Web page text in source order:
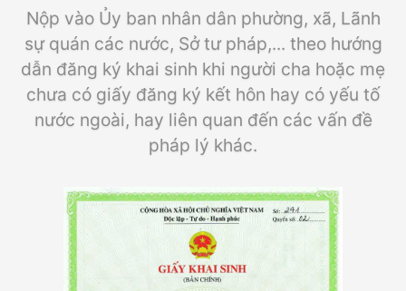
Làm khai sinh
Bệnh tan máu Thalassemia
Xét nghiệm động vật
Nộp vào Ủy ban nhân dân phường, xã, Lãnh
sự quán các nước, Sở tư pháp,... theo hướng
dẫn đăng ký khai sinh khi người cha hoặc mẹ
chưa có giấy đăng ký kết hôn hay có yếu tố
nước ngoài, hay liên quan đến các vấn đề
pháp lý khác.